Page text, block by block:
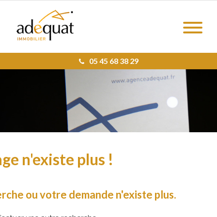
05 45 68 38 29
n'existe plus !
ou votre demande n'existe plus.